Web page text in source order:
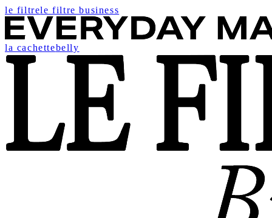
le filtrele filtre business
la cachettebelly